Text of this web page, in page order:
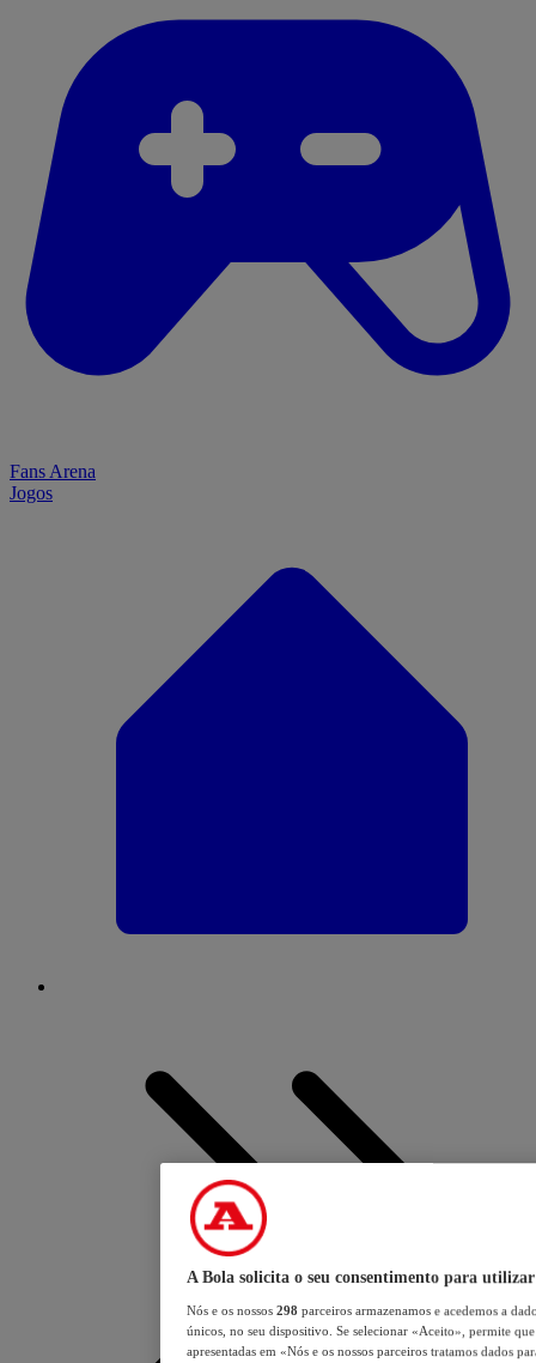
Fans Arena
Jogos
A Bola solicita o seu consentimento para utilizar
Nós e os nossos 298 parceiros armazenamos e acedemos a
únicos, no seu dispositivo. Se selecionar «Aceito», permite
apresentadas em «Nós e os nossos parceiros tratamos dados